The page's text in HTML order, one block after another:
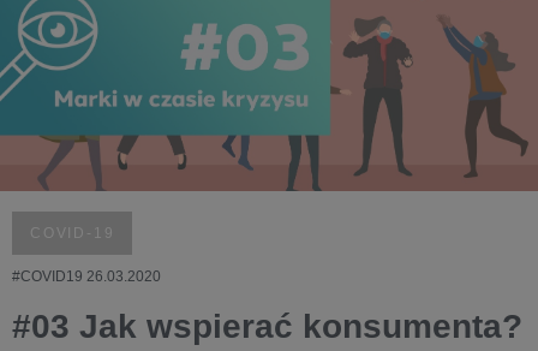
COVID-19
#COVID19 26.03.2020
#03 Jak wspierać konsumenta?